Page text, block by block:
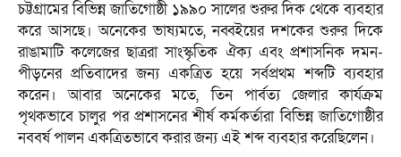
চট্টগ্রামের বিভিন্ন জাতিগোষ্ঠী ১৯৯০ সালের শুরুর দিক থেকে ব্যবহার
করে আসছে। অনেকের ভাষ্যমতে, নব্বইয়ের দশকের শুরুর দিকে
রাঙামাটি কলেজের ছাত্ররা সাংস্কৃতিক ঐক্য এবং প্রশাসনিক দমন-
পীড়নের প্রতিবাদের জন্য একত্রিত হয়ে সর্বপ্রথম শব্দটি ব্যবহার
করেন। আবার অনেকের মতে, তিন পার্বত্য জেলার কার্যক্রম
পৃথকভাবে চালুর পর প্রশাসনের শীর্ষ কর্মকর্তারা বিভিন্ন জাতিগোষ্ঠীর
নববর্ষ পালন একত্রিতভাবে করার জন্য এই শব্দ ব্যবহার করেছিলেন।